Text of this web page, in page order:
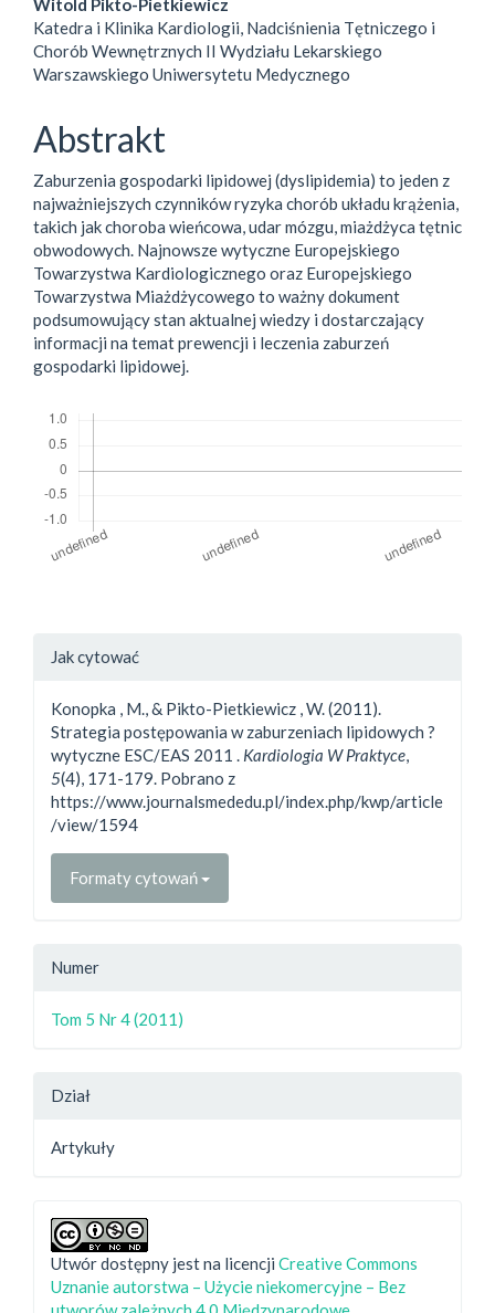
Witold Pikto-Pietkiewicz
Katedra i Klinika Kardiologii, Nadciśnienia Tętniczego i
Chorób Wewnętrznych II Wydziału Lekarskiego
Warszawskiego Uniwersytetu Medycznego
Abstrakt
Zaburzenia gospodarki lipidowej (dyslipidemia) to jeden z
najważniejszych czynników ryzyka chorób układu krążenia,
takich jak choroba wieńcowa, udar mózgu, miażdżyca tętnic
obwodowych. Najnowsze wytyczne Europejskiego
Towarzystwa Kardiologicznego oraz Europejskiego
Towarzystwa Miażdżycowego to ważny dokument
podsumowujący stan aktualnej wiedzy i dostarczający
informacji na temat prewencji i leczenia zaburzeń
gospodarki lipidowej.
Jak cytować
Konopka , M., & Pikto-Pietkiewicz , W. (2011).
Strategia postępowania w zaburzeniach lipidowych ?
wytyczne ESC/EAS 2011 . Kardiologia W Praktyce,
5(4), 171-179. Pobrano z
https://www.journalsmededu.pl/index.php/kwp/article
/view/1594
Formaty cytowań
Numer
Tom 5 Nr 4 (2011)
Dział
Artykuły
Utwór dostępny jest na licencji Creative Commons
Uznanie autorstwa – Użycie niekomercyjne – Bez